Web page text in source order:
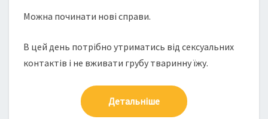
Можна починати нові справи.
В цей день потрібно утриматись від сексуальних
контактів і не вживати грубу тваринну їжу.
Детальніше